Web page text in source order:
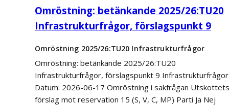
Omröstning: betänkande 2025/26:TU20
Infrastrukturfrågor, förslagspunkt 9
Omröstning 2025/26:TU20 Infrastrukturfrågor
Omröstning: betänkande 2025/26:TU20
Infrastrukturfrågor, förslagspunkt 9 Infrastrukturfrågor
Datum: 2026-06-17 Omröstning i sakfrågan Utskottets
förslag mot reservation 15 (S, V, C, MP) Parti Ja Nej